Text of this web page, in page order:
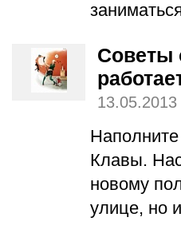
Советы
13.05.2013
Клавы.
новому
улице, но